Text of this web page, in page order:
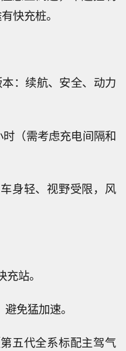
快充桩。
：续航、安全、动力
（需考虑充电间隔和
身轻、视野受限，风
站。
免猛加速。
五代全系标配主驾气